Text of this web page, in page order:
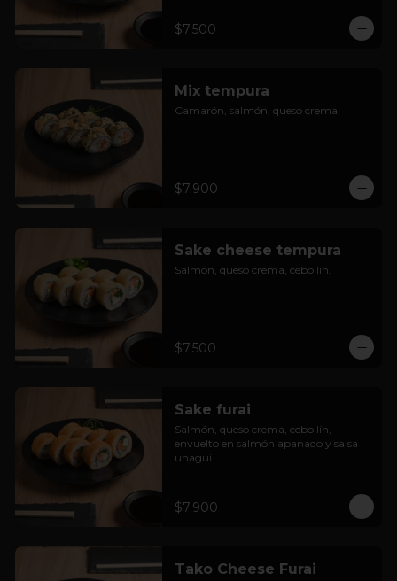
$7.500
Mix tempura
Camarón, salmón, queso crema.
$7.900
Sake cheese tempura
Salmón, queso crema, cebollín.
$7.500
Sake furai
Salmón, queso crema, cebollín,
envuelto en salmón apanado y salsa
unagui.
$7.900
Tako Cheese Furai